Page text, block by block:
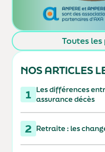
Toutes
NOS ARTICLES
1 Les différences
assurance décès
2 Retraite : les